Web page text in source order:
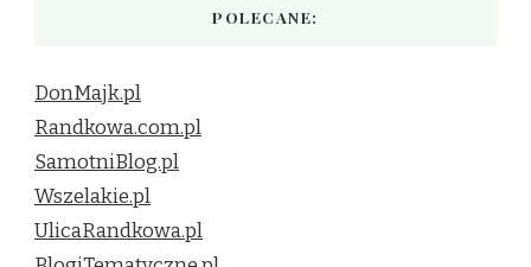
POLECANE:
DonMajk.pl
Randkowa.com.pl
SamotniBlog.pl
Wszelakie.pl
UlicaRandkowa.pl